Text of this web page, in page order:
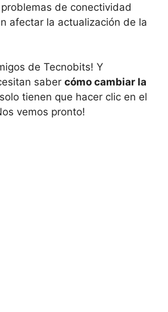
de conectividad
afectar ‍la actualización de la
de Tecnobits! Y
saber cómo cambiar la
tienen que​ hacer clic en el
vemos pronto!